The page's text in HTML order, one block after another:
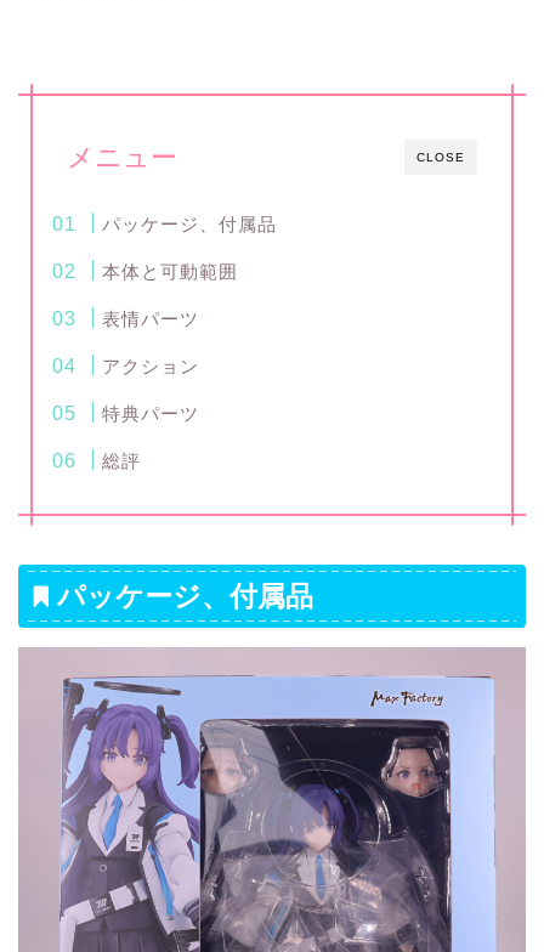
CLOSE
メニュー
パッケージ、付属品
本体と可動範囲
表情パーツ
アクション
特典パーツ
総評
パッケージ、付属品